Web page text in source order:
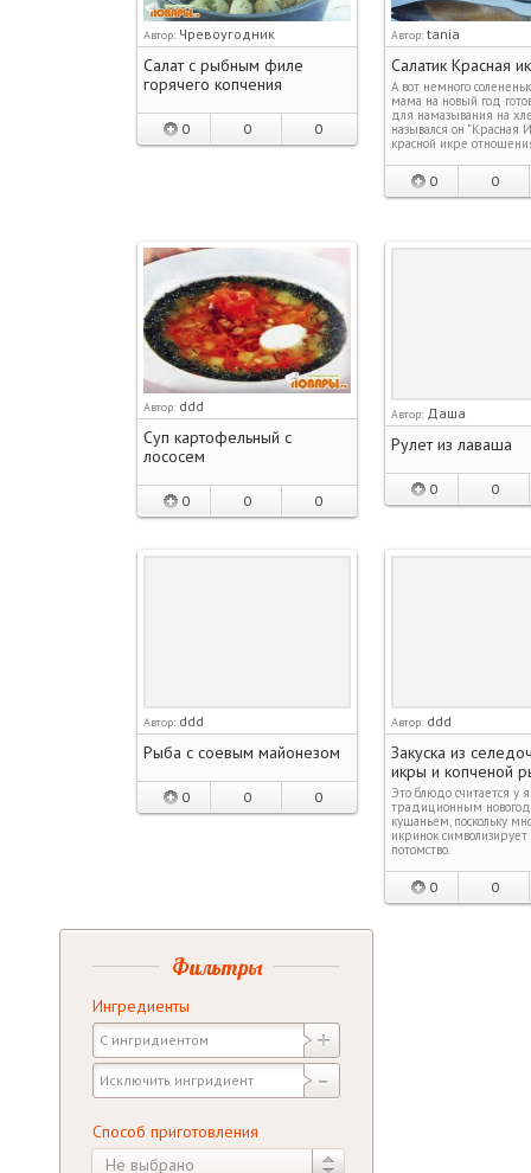
Автор: Чревоугодник
Салат с рыбным филе
горячего копчения
0 0 0
Автор: tania
Салатик Красная
А вот немного
мама на новый год
для намазывания на
назывался он "Красная
красной икре
0 0
Автор: ddd
Суп картофельный с
лососем
0 0 0
Автор: Даша
Рулет из лаваша
0 0
Автор: ddd
Рыба с соевым майонезом
0 0 0
Автор: ddd
Закуска из
икры и копченой
Это блюдо считается у
традиционным
кушаньем, поскольку
икринок
потомство.
0 0
Фильтры
Ингредиенты
Способ приготовления
Не выбрано